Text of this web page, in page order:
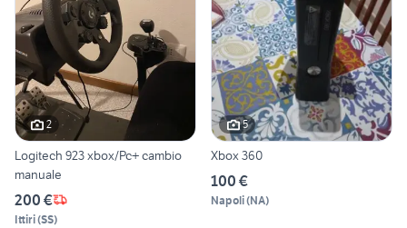
2
Logitech 923 xbox/Pc+ cambio
manuale
200 €
Ittiri(SS)
5
Xbox 360
100 €
Napoli(NA)